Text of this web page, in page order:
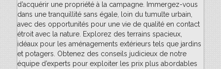
d’acquérir une propriété à la campagne. Immergez-vous
dans une tranquillité sans égale, loin du tumulte urbain,
avec des opportunités pour une vie de qualité en contact
étroit avec la nature. Explorez des terrains spacieux,
idéaux pour les aménagements extérieurs tels que jardins
et potagers. Obtenez des conseils judicieux de notre
équipe d’experts pour exploiter les prix plus abordables